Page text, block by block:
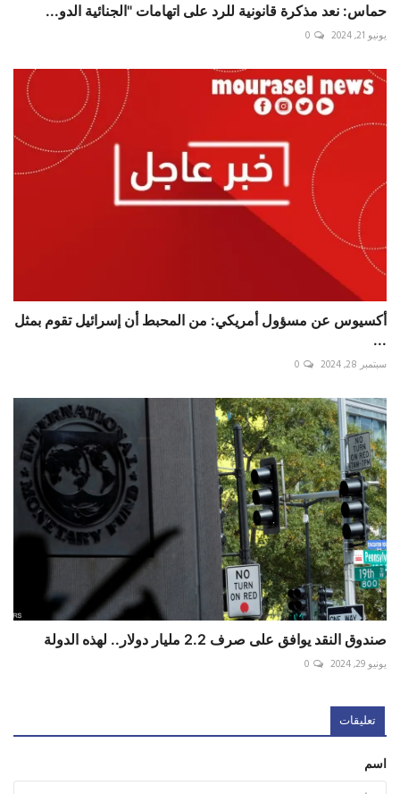
حماس: نعد مذكرة قانونية للرد على اتهامات "الجنائية الدو...
يونيو 21, 2024 0
أكسيوس عن مسؤول أمريكي: من المحبط أن إسرائيل تقوم بمثل
...
سبتمبر 28, 2024 0
صندوق النقد يوافق على صرف 2.2 مليار دولار.. لهذه الدولة
يونيو 29, 2024 0
تعليقات
اسم